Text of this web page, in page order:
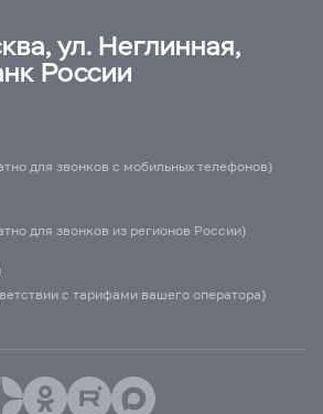
ул. Неглинная,
России
для звонков с мобильных телефонов)
для звонков из регионов России)
с тарифами вашего оператора)